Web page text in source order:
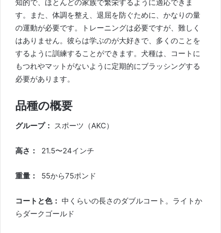
知的で、ほとんどの家族で繁栄するように適応できま
す。また、体調を整え、退屈を防ぐために、かなりの量
の運動が必要です。トレーニングは必要ですが、難しく
はありません。彼らは学ぶのが大好きで、多くのことを
するように訓練することができます。犬種は、コートに
もつれやマットがないように定期的にブラッシングする
必要があります。
品種の概要
グループ： スポーツ（AKC）
高さ： 21.5〜24インチ
重量： 55から75ポンド
コートと色： 中くらいの長さのダブルコート。ライトか
らダークゴールド